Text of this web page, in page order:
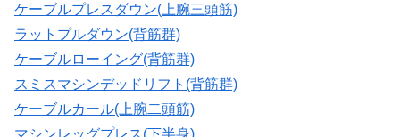
ケーブルプレスダウン(上腕三頭筋)
ラットプルダウン(背筋群)
ケーブルローイング(背筋群)
スミスマシンデッドリフト(背筋群)
ケーブルカール(上腕二頭筋)